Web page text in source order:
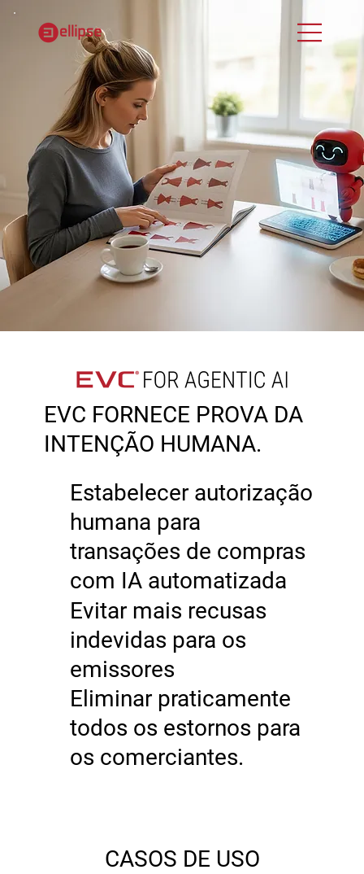
EVC FORNECE PROVA DA
INTENÇÃO HUMANA.
Estabelecer autorização
humana para
transações de compras
com IA automatizada
Evitar mais recusas
indevidas para os
emissores
Eliminar praticamente
todos os estornos para
os comerciantes.
CASOS DE USO